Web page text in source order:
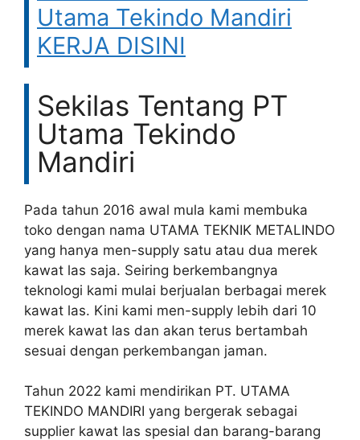
Utama Tekindo Mandiri
KERJA DISINI
Sekilas Tentang PT
Utama Tekindo
Mandiri
Pada tahun 2016 awal mula kami membuka
toko dengan nama UTAMA TEKNIK METALINDO
yang hanya men-supply satu atau dua merek
kawat las saja. Seiring berkembangnya
teknologi kami mulai berjualan berbagai merek
kawat las. Kini kami men-supply lebih dari 10
merek kawat las dan akan terus bertambah
sesuai dengan perkembangan jaman.
Tahun 2022 kami mendirikan PT. UTAMA
TEKINDO MANDIRI yang bergerak sebagai
supplier kawat las spesial dan barang-barang